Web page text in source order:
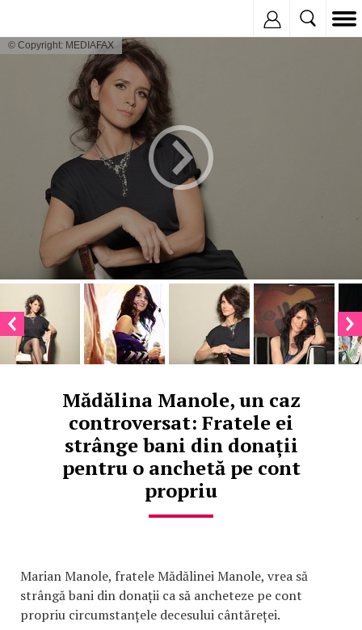
© Copyright: MEDIAFAX
Mădălina Manole, un caz
controversat: Fratele ei
strânge bani din donații
pentru o anchetă pe cont
propriu
Marian Manole, fratele Mădălinei Manole, vrea să
strângă bani din donații ca să ancheteze pe cont
propriu circumstanțele decesului cântăreței.